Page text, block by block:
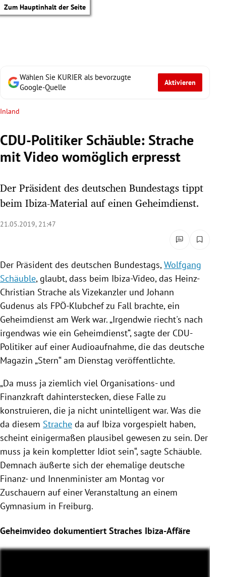
Zum Hauptinhalt der Seite
Untermenü
Untermenü
Untermenü
Untermenü
Untermenü
Untermenü
Untermenü
Untermenü
Wählen Sie KURIER als bevorzugte
Google-Quelle
Aktivieren
Inland
CDU-Politiker Schäuble: Strache
mit Video womöglich erpresst
Der Präsident des deutschen Bundestags tippt
beim Ibiza-Material auf einen Geheimdienst.
21.05.2019, 21:47
Der Präsident des deutschen Bundestags, Wolfgang
Schäuble, glaubt, dass beim Ibiza-Video, das Heinz-
Christian Strache als Vizekanzler und Johann
Gudenus als FPÖ-Klubchef zu Fall brachte, ein
Geheimdienst am Werk war. „Irgendwie riecht's nach
irgendwas wie ein Geheimdienst“, sagte der CDU-
Politiker auf einer Audioaufnahme, die das deutsche
Magazin „Stern“ am Dienstag veröffentlichte.
„Da muss ja ziemlich viel Organisations- und
Finanzkraft dahinterstecken, diese Falle zu
konstruieren, die ja nicht unintelligent war. Was die
da diesem Strache da auf Ibiza vorgespielt haben,
scheint einigermaßen plausibel gewesen zu sein. Der
muss ja kein kompletter Idiot sein“, sagte Schäuble.
Demnach äußerte sich der ehemalige deutsche
Finanz- und Innenminister am Montag vor
Zuschauern auf einer Veranstaltung an einem
Gymnasium in Freiburg.
Geheimvideo dokumentiert Straches Ibiza-Affäre